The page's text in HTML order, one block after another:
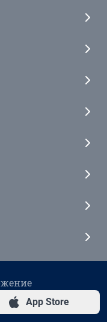
App Store